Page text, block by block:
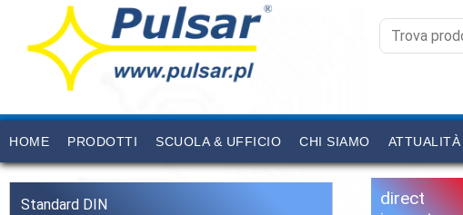
HOME PRODOTTI SCUOLA & UFFICIO CHI SIAMO ATTUALITÀ
Standard DIN
direct